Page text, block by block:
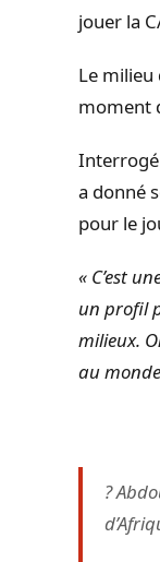
jouer la
Le
moment
Interrogé
a donné
pour le
« C’est
un profil
milieux.
au
?️